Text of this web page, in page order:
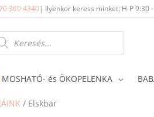
369 4340| Ilyenkor keress minket: H-P 9:30
MOSHATÓ- és ÖKOPELENKA
/ Elskbar